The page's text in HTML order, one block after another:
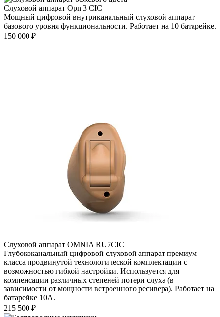
Слуховой аппарат Opn 3 CIC
Мощный цифровой внутриканальный слуховой аппарат
базового уровня функциональности. Работает на 10 батарейке.
150 000 ₽
Слуховой аппарат OMNIA RU7CIC
Глубококанальный цифровой слуховой аппарат премиум
класса продвинутой технологической комплектации с
возможностью гибкой настройки. Используется для
компенсации различных степеней потери слуха (в
зависимости от мощности встроенного ресивера). Работает на
батарейке 10А.
215 500 ₽